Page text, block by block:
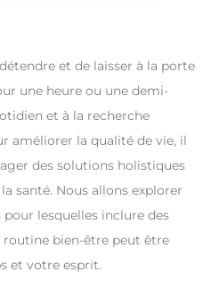
et de laisser à la porte
une heure ou une demi-
et à la recherche
améliorer la qualité de vie, il
des solutions holistiques
santé. Nous allons explorer
lesquelles inclure des
routine bien-être peut être
et votre esprit.